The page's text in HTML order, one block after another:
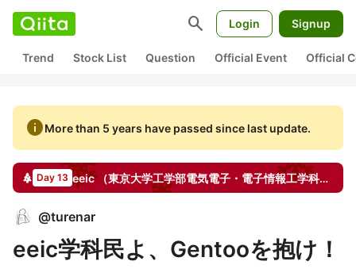
search Login Signup
Trend Stock List Question Official Event Official
infoMore than 5 years have passed since last update.
Day 13 eeic （東京大学工学部電気電子・電子情報工学科）その2
@turenar
eeic学科民よ、Gentooを抱け！